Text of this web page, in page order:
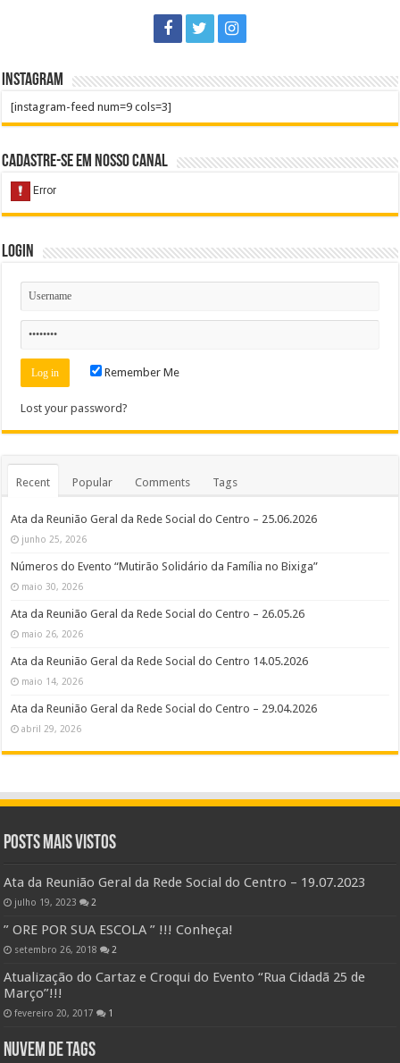
Instagram
[instagram-feed num=9 cols=3]
Cadastre-se em nosso Canal
Login
Remember Me
Lost your password?
Recent Popular Comments Tags
Ata da Reunião Geral da Rede Social do Centro – 25.06.2026
junho 25, 2026
Números do Evento “Mutirão Solidário da Família no Bixiga”
maio 30, 2026
Ata da Reunião Geral da Rede Social do Centro – 26.05.26
maio 26, 2026
Ata da Reunião Geral da Rede Social do Centro 14.05.2026
maio 14, 2026
Ata da Reunião Geral da Rede Social do Centro – 29.04.2026
abril 29, 2026
Posts Mais Vistos
Ata da Reunião Geral da Rede Social do Centro – 19.07.2023
julho 19, 2023 2
” ORE POR SUA ESCOLA ” !!! Conheça!
setembro 26, 2018 2
Atualização do Cartaz e Croqui do Evento “Rua Cidadã 25 de
Março”!!!
fevereiro 20, 2017 1
Nuvem de Tags